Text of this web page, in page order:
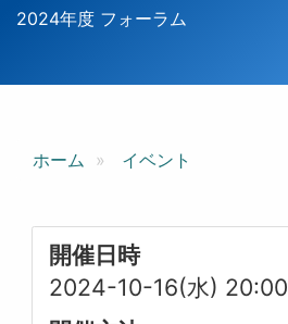
2024年度 フォーラム
ホーム イベント
開催日時
2024-10-16(水) 20:00